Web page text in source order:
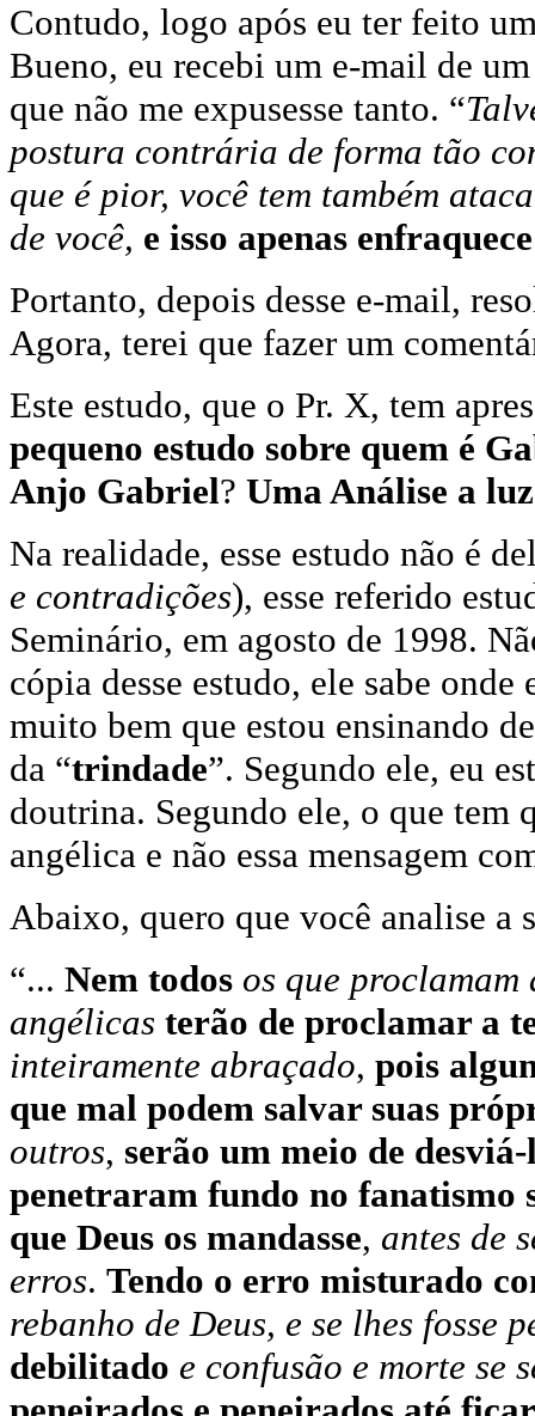
Contudo, logo após eu ter feito
Bueno, eu recebi um e-mail de
que não me expusesse tanto. “
postura contrária de forma tão
que é pior, você tem também
de você, e isso apenas
Portanto, depois desse e-mail,
Agora, terei que fazer um
Este estudo, que o Pr. X, tem
pequeno estudo sobre quem é
Anjo Gabriel? Uma Análise a
Na realidade, esse estudo não é
e contradições), esse referido
Seminário, em agosto de 1998.
cópia desse estudo, ele sabe
muito bem que estou ensinando
da “trindade”. Segundo ele, eu
doutrina. Segundo ele, o que tem
angélica e não essa mensagem
Abaixo, quero que você analise a
“... Nem todos os que proclamam
angélicas terão de proclamar a
inteiramente abraçado, pois
que mal podem salvar suas
outros, serão um meio de desviá-
penetraram fundo no fanatismo
que Deus os mandasse, antes de
erros. Tendo o erro misturado
rebanho de Deus, e se lhes fosse
debilitado e confusão e morte se